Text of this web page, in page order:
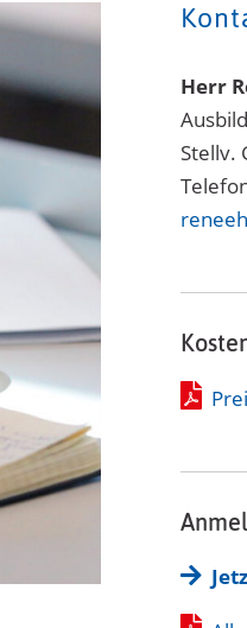
Herr
Stellv.